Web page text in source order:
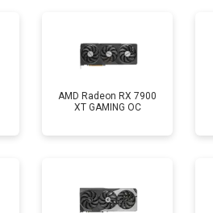
AMD Radeon RX 7900
XT GAMING OC